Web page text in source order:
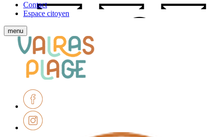
Contact
Espace citoyen
Afficher
le
menu
mobile
menu